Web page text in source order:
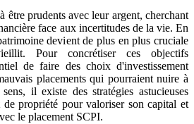
être prudents avec leur argent, cherchant
face aux incertitudes de la vie. En
devient de plus en plus cruciale
Pour concrétiser ces objectifs
de faire des choix d'investissement
placements qui pourraient nuire à
il existe des stratégies astucieuses
de propriété pour valoriser son capital et
le placement SCPI.